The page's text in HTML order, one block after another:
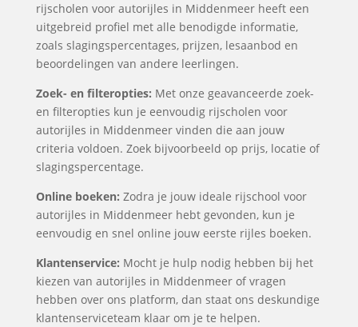
rijscholen voor autorijles in Middenmeer heeft een
uitgebreid profiel met alle benodigde informatie,
zoals slagingspercentages, prijzen, lesaanbod en
beoordelingen van andere leerlingen.
Zoek- en filteropties: Met onze geavanceerde zoek-
en filteropties kun je eenvoudig rijscholen voor
autorijles in Middenmeer vinden die aan jouw
criteria voldoen. Zoek bijvoorbeeld op prijs, locatie of
slagingspercentage.
Online boeken: Zodra je jouw ideale rijschool voor
autorijles in Middenmeer hebt gevonden, kun je
eenvoudig en snel online jouw eerste rijles boeken.
Klantenservice: Mocht je hulp nodig hebben bij het
kiezen van autorijles in Middenmeer of vragen
hebben over ons platform, dan staat ons deskundige
klantenserviceteam klaar om je te helpen.